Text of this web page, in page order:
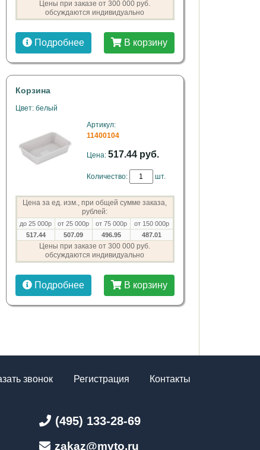
Цены при заказе от 300 000 руб.
обсуждаются индивидуально
Подробнее В корзину
Корзина
Цвет: белый
Артикул:
11400104
Цена: 517.44 руб.
Количество: шт.
Цена за ед. изм., при общей сумме заказа,
рублей:
до 25 000р от 25 000р от 75 000р
от 150 000р
517.44
507.09 496.95 487.01
Цены при заказе от 300 000 руб.
обсуждаются индивидуально
Подробнее В корзину
звонок Регистрация Контакты
(495) 133-28-69
zakaz@mvto.ru